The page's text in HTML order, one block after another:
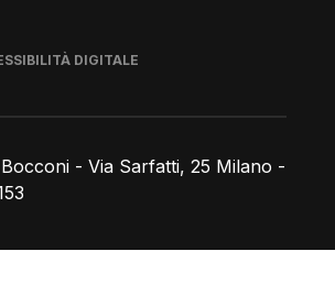
- Via Sarfatti, 25 Milano -
DIGITALE